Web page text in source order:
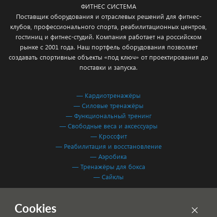
ФИТНЕС СИСТЕМА
Поставщик оборудования и отраслевых решений для фитнес-
клубов, профессионального спорта, реабилитационных центров,
гостиниц и фитнес-студий. Компания работает на российском
рынке с 2001 года. Наш портфель оборудования позволяет
создавать спортивные объекты «под ключ» от проектирования до
поставки и запуска.
— Кардиотренажёры
— Силовые тренажёры
— Функциональный тренинг
— Свободные веса и аксессуары
— Кроссфит
— Реабилитация и восстановление
— Аэробика
— Тренажёры для бокса
— Сайклы
Согласие на обработку персональных данных
Cookies